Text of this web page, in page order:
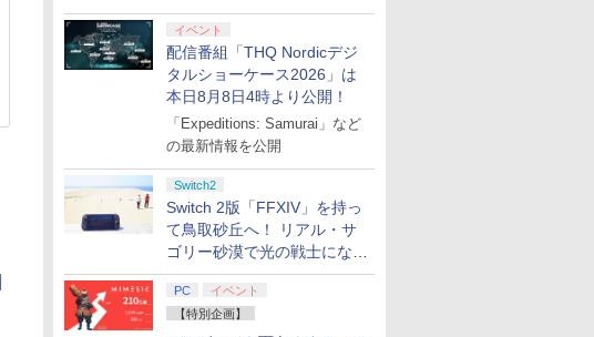
イベント
配信番組「THQ Nordicデジ
タルショーケース2026」は
本日8月8日4時より公開！
「Expeditions: Samurai」など
の最新情報を公開
Switch2
Switch 2版「FFXIV」を持っ
て鳥取砂丘へ！ リアル・サ
ゴリー砂漠で光の戦士になっ
てみた
PC
イベント
【特別企画】